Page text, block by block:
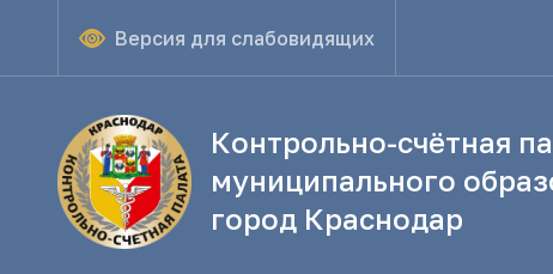
Версия для слабовидящих
Контрольно-счётная
муниципального
город Краснодар